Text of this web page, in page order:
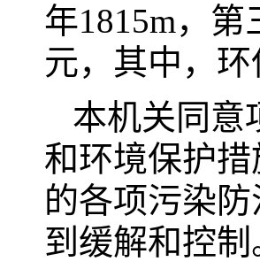
年1815m，第
元，其中，
本机关同意
和环境保护
的各项污染
到缓解和控制